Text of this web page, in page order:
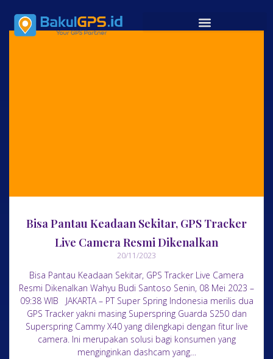
Bisa Pantau Keadaan Sekitar, GPS Tracker
Live Camera Resmi Dikenalkan
20/11/2023
Bisa Pantau Keadaan Sekitar, GPS Tracker Live Camera
Resmi Dikenalkan Wahyu Budi Santoso Senin, 08 Mei 2023 –
09:38 WIB JAKARTA – PT Super Spring Indonesia merilis dua
GPS Tracker yakni masing Superspring Guarda S250 dan
Superspring Cammy X40 yang dilengkapi dengan fitur live
camera. Ini merupakan solusi bagi konsumen yang
menginginkan dashcam yang…